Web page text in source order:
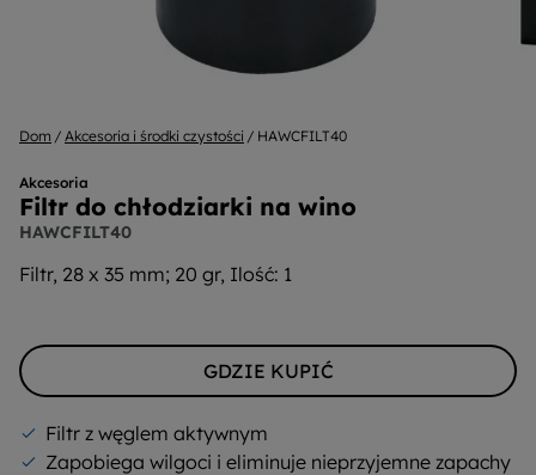
Dom Akcesoria i środki czystości HAWCFILT40
Akcesoria
Filtr do chłodziarki na wino
HAWCFILT40
Filtr, 28 x 35 mm; 20 gr, Ilość: 1
GDZIE KUPIĆ
Filtr z węglem aktywnym
Zapobiega wilgoci i eliminuje nieprzyjemne zapachy